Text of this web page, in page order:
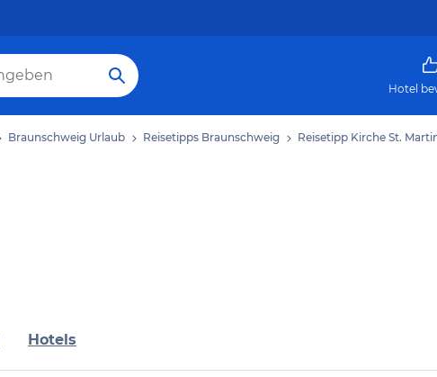
Hotel
Braunschweig Urlaub Reisetipps Braunschweig Reisetipp Kirche St.
Hotels